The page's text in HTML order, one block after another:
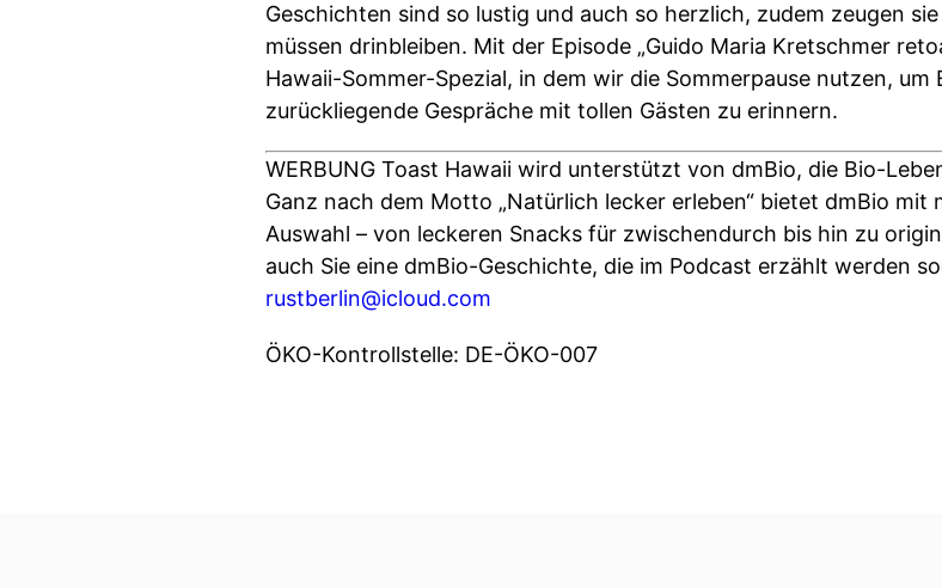
Geschichten sind so lustig und auch so herzlich, zudem zeugen
müssen drinbleiben. Mit der Episode „Guido Maria Kretschmer
Hawaii-Sommer-Spezial, in dem wir die Sommerpause nutzen, um
zurückliegende Gespräche mit tollen Gästen zu erinnern.
WERBUNG Toast Hawaii wird unterstützt von dmBio, die Bio-
Ganz nach dem Motto „Natürlich lecker erleben“ bietet dmBio
Auswahl – von leckeren Snacks für zwischendurch bis hin zu
auch Sie eine dmBio-Geschichte, die im Podcast erzählt werden
rustberlin@icloud.com
ÖKO-Kontrollstelle: DE-ÖKO-007